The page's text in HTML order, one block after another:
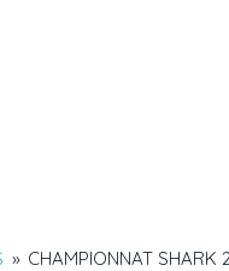
» CHAMPIONNAT SHARK